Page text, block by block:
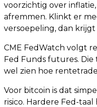
voorzichtig over
afremmen. Klinkt er
versoepeling, dan
CME FedWatch volgt
Fed Funds futures. Die
wel zien hoe
Voor bitcoin is dat
risico. Hardere Fed-